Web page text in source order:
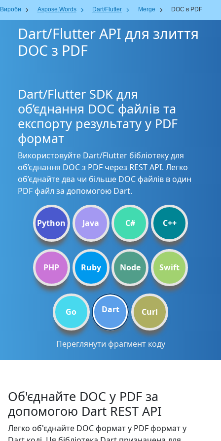
Вироби Aspose.Words Dart/Flutter Merge DOC в PDF
Dart/Flutter API для злиття
DOC з PDF
Dart/Flutter SDK для
об’єднання DOC файлів та
експорту результату у PDF
формат
Використовуйте Dart/Flutter бібліотеку для
об’єднання DOC з PDF через REST API. Легко
об’єднайте два чи більше DOC файлів в один
PDF файл за допомогою Dart.
Python Java C# C++
PHP Ruby Node Swift
Go Dart Curl
Переглянути фрагмент коду
Об'єднайте DOC у PDF за
допомогою Dart REST API
Легко об'єднайте DOC формат у PDF формат у